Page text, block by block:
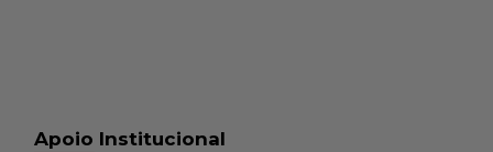
Apoio Institucional